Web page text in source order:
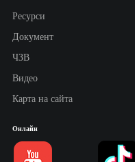
Ресурси
Документ
ЧЗВ
Видео
Карта на сайта
Онлайн